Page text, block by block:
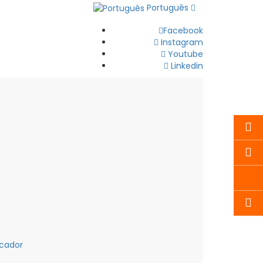
Português
Facebook
Instagram
Youtube
Linkedin